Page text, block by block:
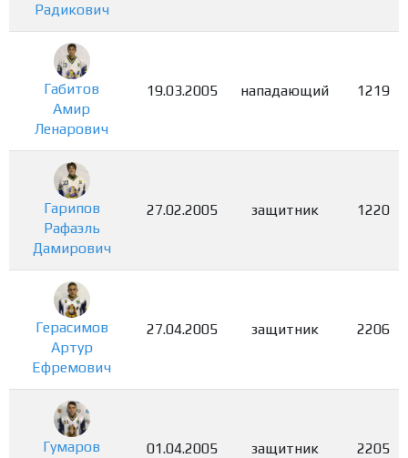
Радикович
Габитов
Амир
Ленарович
19.03.2005 нападающий 1219
Гарипов
Рафаэль
Дамирович
27.02.2005 защитник 1220
Герасимов
Артур
Ефремович
27.04.2005 защитник 2206
Гумаров
01.04.2005 защитник 2205